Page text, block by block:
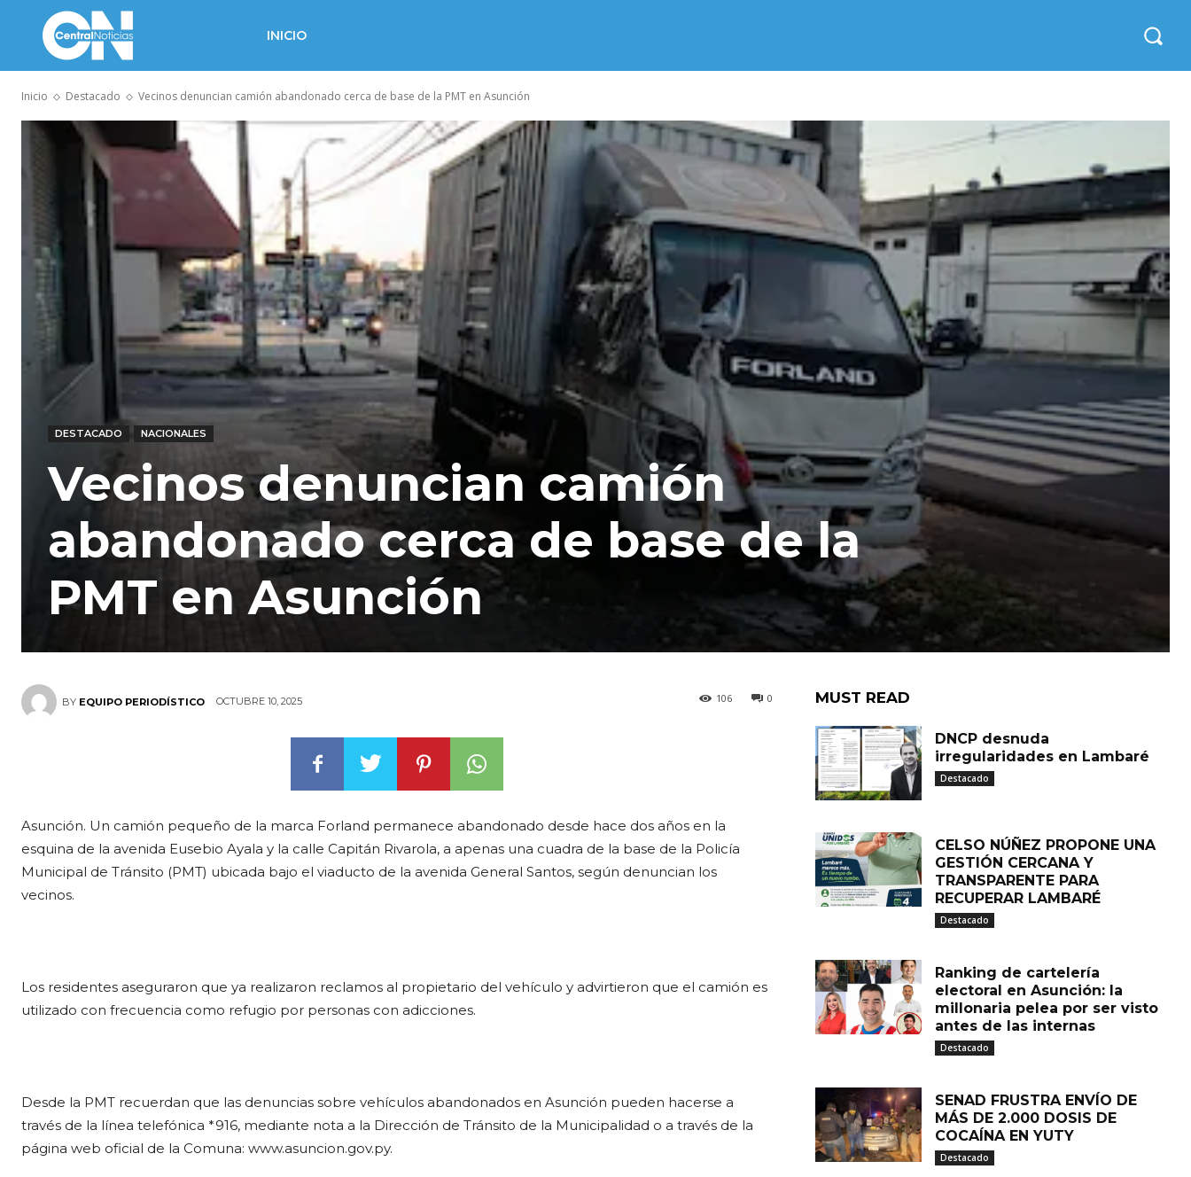
INICIO
Inicio Destacado Vecinos denuncian camión abandonado cerca de base de la PMT en Asunción
DESTACADO NACIONALES
Vecinos denuncian camión
abandonado cerca de base de la
PMT en Asunción
BY EQUIPO PERIODÍSTICO OCTUBRE 10, 2025 0
106
Asunción. Un camión pequeño de la marca Forland permanece abandonado desde hace dos años en la
esquina de la avenida Eusebio Ayala y la calle Capitán Rivarola, a apenas una cuadra de la base de la Policía
Municipal de Tránsito (PMT) ubicada bajo el viaducto de la avenida General Santos, según denuncian los
vecinos.
Los residentes aseguraron que ya realizaron reclamos al propietario del vehículo y advirtieron que el camión es
utilizado con frecuencia como refugio por personas con adicciones.
Desde la PMT recuerdan que las denuncias sobre vehículos abandonados en Asunción pueden hacerse a
través de la línea telefónica *916, mediante nota a la Dirección de Tránsito de la Municipalidad o a través de la
página web oficial de la Comuna: www.asuncion.gov.py.
MUST READ
DNCP desnuda
irregularidades en Lambaré
Destacado
CELSO NÚÑEZ PROPONE UNA
GESTIÓN CERCANA Y
TRANSPARENTE PARA
RECUPERAR LAMBARÉ
Destacado
Ranking de cartelería
electoral en Asunción: la
millonaria pelea por ser visto
antes de las internas
Destacado
SENAD FRUSTRA ENVÍO DE
MÁS DE 2.000 DOSIS DE
COCAÍNA EN YUTY
Destacado